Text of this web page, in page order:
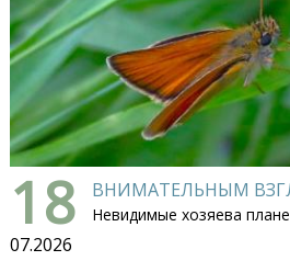
18
07.2026
ВНИМАТЕЛЬНЫМ
Невидимые хозяева